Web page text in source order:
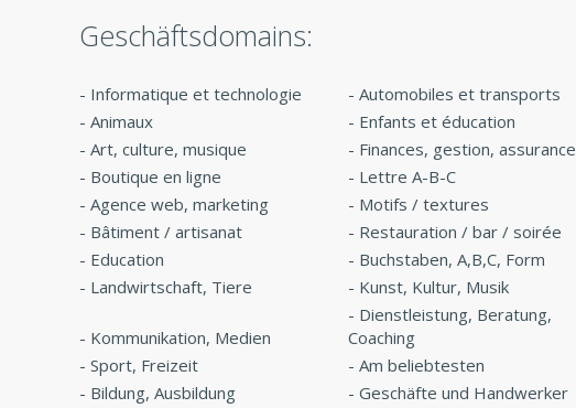
Geschäftsdomains:
- Informatique et technologie - Automobiles et transports
- Animaux - Enfants et éducation
- Art, culture, musique - Finances, gestion, assurance
- Boutique en ligne - Lettre A-B-C
- Agence web, marketing - Motifs / textures
- Bâtiment / artisanat - Restauration / bar / soirée
- Education - Buchstaben, A,B,C, Form
- Landwirtschaft, Tiere - Kunst, Kultur, Musik
- Kommunikation, Medien
- Dienstleistung, Beratung,
Coaching
- Sport, Freizeit - Am beliebtesten
- Bildung, Ausbildung - Geschäfte und Handwerker